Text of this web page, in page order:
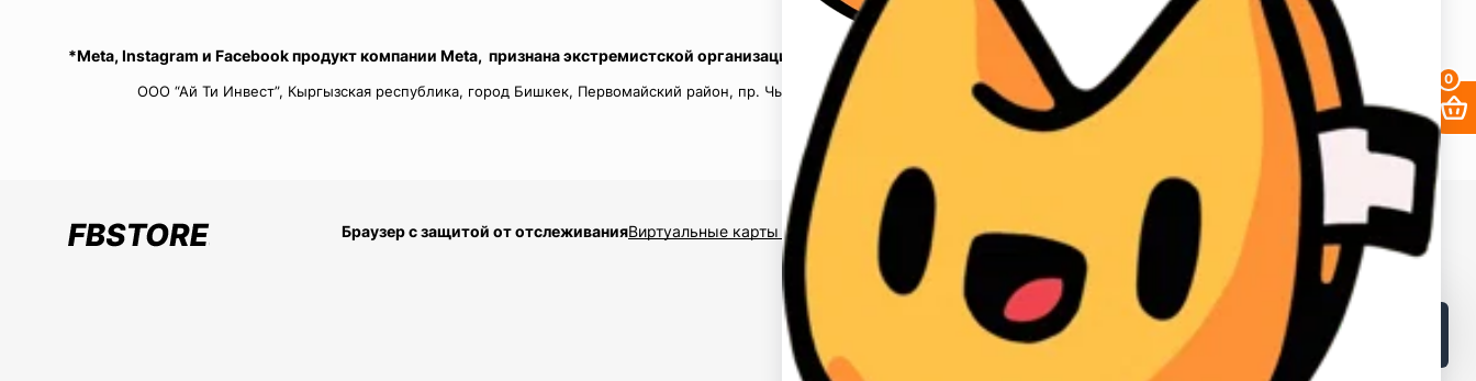
*Meta, Instagram и Facebook продукт компании Meta, признана экстремистской организацией в России.
ООО “Ай Ти Инвест”, Кыргызская республика, город Бишкек, Первомайский район, пр. Чынгыз Айтматов, д.16, кв.68. ИНН в Кыргызской республике: 02405202310226.
Браузер с защитой от отслеживанияВиртуальные карты $2,5 Накрутка подписчиков и лайков Заработать Кабинет поставщикаБраузеры
Как получать выгоднее?Контакты
Поддержка магазина
0